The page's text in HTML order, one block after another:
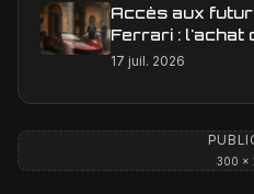
Accès aux
Ferrari : l'achat
est-il une réalité
17 juil. 2026
300 ×